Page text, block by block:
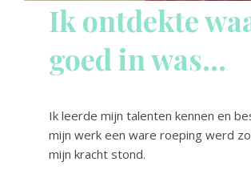
Ik ontdekte
goed in was…
Ik leerde mijn talenten kennen en
mijn werk een ware roeping werd
mijn kracht stond.